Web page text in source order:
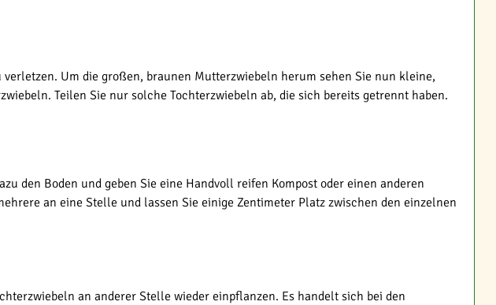
Um die großen, braunen Mutterzwiebeln herum sehen Sie nun kleine,
Teilen Sie nur solche Tochterzwiebeln ab, die sich bereits getrennt haben.
den Boden und geben Sie eine Handvoll reifen Kompost oder einen anderen
an eine Stelle und lassen Sie einige Zentimeter Platz zwischen den einzelnen
an anderer Stelle wieder einpflanzen. Es handelt sich bei den